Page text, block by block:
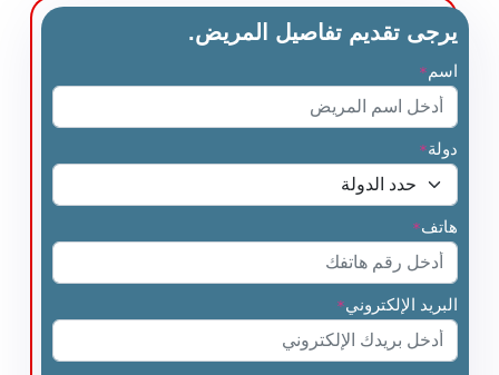
يرجى تقديم تفاصيل المريض.
اسم *
دولة*
هاتف*
البريد الإلكتروني*